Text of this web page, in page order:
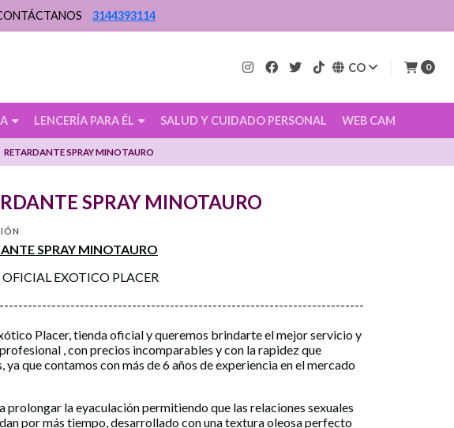
CO 0
LENCERÍA PARA ÉL SALUD Y CUIDADO PERSONAL WEB CAM
3144393114
RETARDANTE SPRAY MINOTAURO
SPRAY MINOTAURO
SPRAY MINOTAURO
EXOTICO PLACER
Placer, tienda oficial y queremos brindarte el mejor servicio y
, con precios incomparables y con la rapidez que
ya que contamos con más de 6 años de experiencia en el mercado
prolongar la eyaculación permitiendo que las relaciones sexuales
por más tiempo, desarrollado con una textura oleosa perfecto